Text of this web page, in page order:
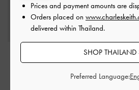
Lilibet-สีเอสเพรสโซ
กระเป๋าสตาง
ดีไซน์หูจับ
Sculptural รุ่น
Prices and payment amounts are
Orders placed on
delivered within Thailand.
SHOP THAILAND
Preferred Language: